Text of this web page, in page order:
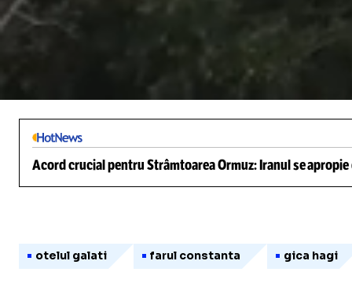
Acord crucial pentru Strâmtoarea Ormuz: Iranul se
otelul galati farul constanta gica hagi